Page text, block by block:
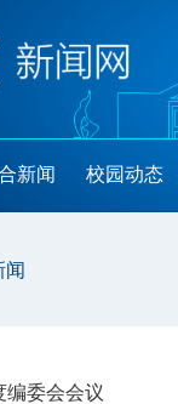
新闻 校园动态
闻
编委会会议​